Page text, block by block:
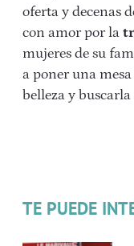
oferta y decenas
con amor por la
mujeres de su
a poner una
belleza y
TE PUEDE